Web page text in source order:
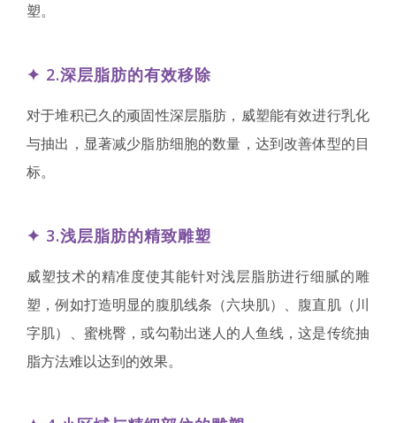
塑。
✦ 2.深层脂肪的有效移除
对于堆积已久的顽固性深层脂肪，威塑能有效进行乳化
与抽出，显著减少脂肪细胞的数量，达到改善体型的目
标。
✦ 3.浅层脂肪的精致雕塑
威塑技术的精准度使其能针对浅层脂肪进行细腻的雕
塑，例如打造明显的腹肌线条（六块肌）、腹直肌（川
字肌）、蜜桃臀，或勾勒出迷人的人鱼线，这是传统抽
脂方法难以达到的效果。